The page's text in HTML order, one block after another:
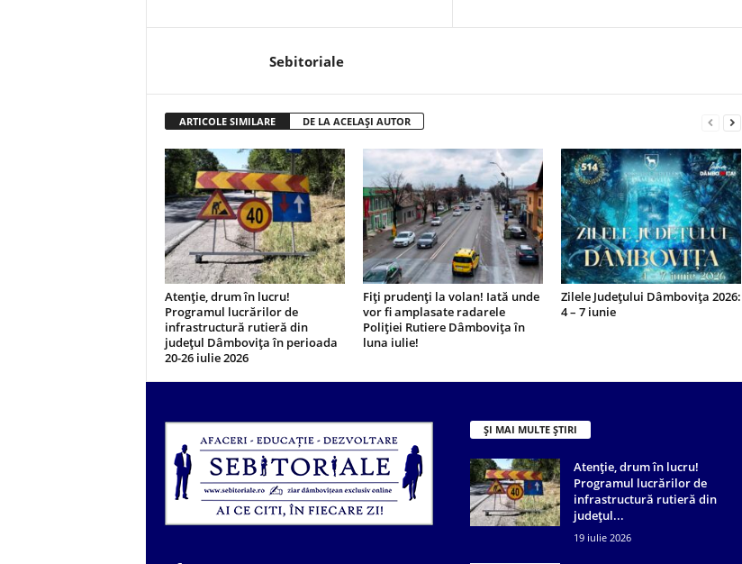
Sebitoriale
ARTICOLE SIMILARE DE LA ACELAȘI AUTOR
Atenție, drum în lucru!
Programul lucrărilor de
infrastructură rutieră din
județul Dâmbovița în perioada
20-26 iulie 2026
Fiți prudenți la volan! Iată unde
vor fi amplasate radarele
Poliției Rutiere Dâmbovița în
luna iulie!
Zilele Județului Dâmbovița 2026:
4 – 7 iunie
ȘI MAI MULTE ȘTIRI
Atenție, drum în lucru!
Programul lucrărilor de
infrastructură rutieră din
județul...
19 iulie 2026